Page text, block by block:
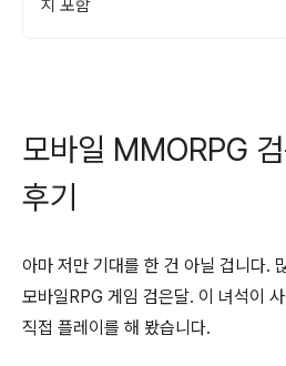
치 포함
모바일 MMORPG
후기
아마 저만 기대를 한 건 아닐 겁니다.
모바일RPG 게임 검은달. 이 녀석이
직접 플레이를 해 봤습니다.